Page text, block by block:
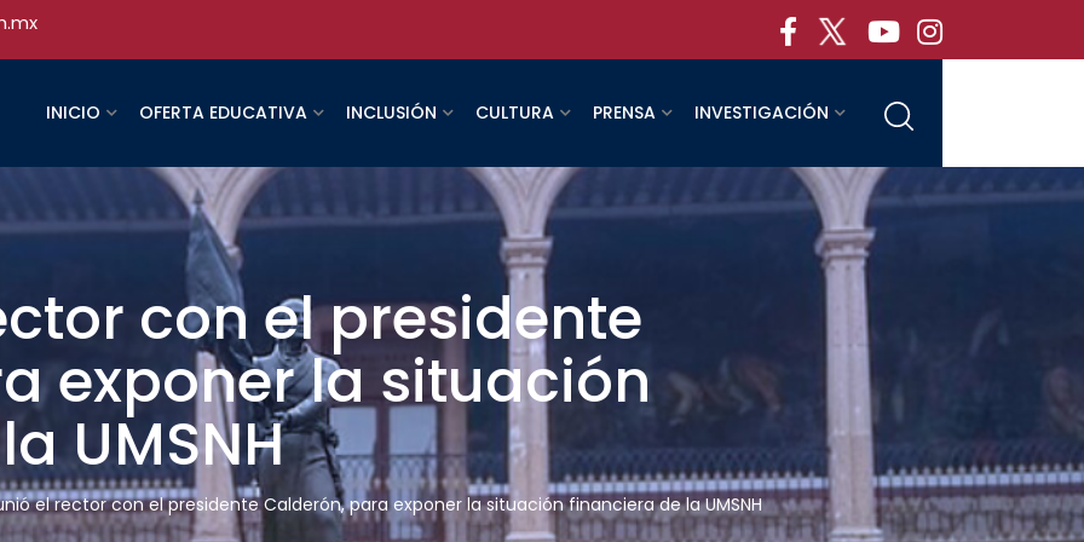
INICIO OFERTA EDUCATIVA INCLUSIÓN CULTURA PRENSA INVESTIGACIÓN
con el presidente
exponer la situación
UMSNH
el rector con el presidente Calderón, para exponer la situación financiera de la UMSNH